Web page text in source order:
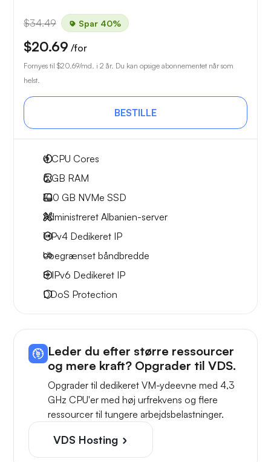
$34.49 Spar 40%
$20.69 /for
Fornyes til $20.69/md. i 2 år. Du kan opsige abonnementet når som
helst.
BESTILLE
4CPU Cores
6 GB RAM
100 GB NVMe SSD
Administreret Albanien-server
1 IPv4 Dedikeret IP
Ubegrænset båndbredde
8 IPv6 Dedikeret IP
DDoS Protection
Leder du efter større ressourcer
og mere kraft? Opgrader til VDS.
Opgrader til dedikeret VM-ydeevne med 4,3
GHz CPU'er med høj urfrekvens og flere
ressourcer til tungere arbejdsbelastninger.
VDS Hosting